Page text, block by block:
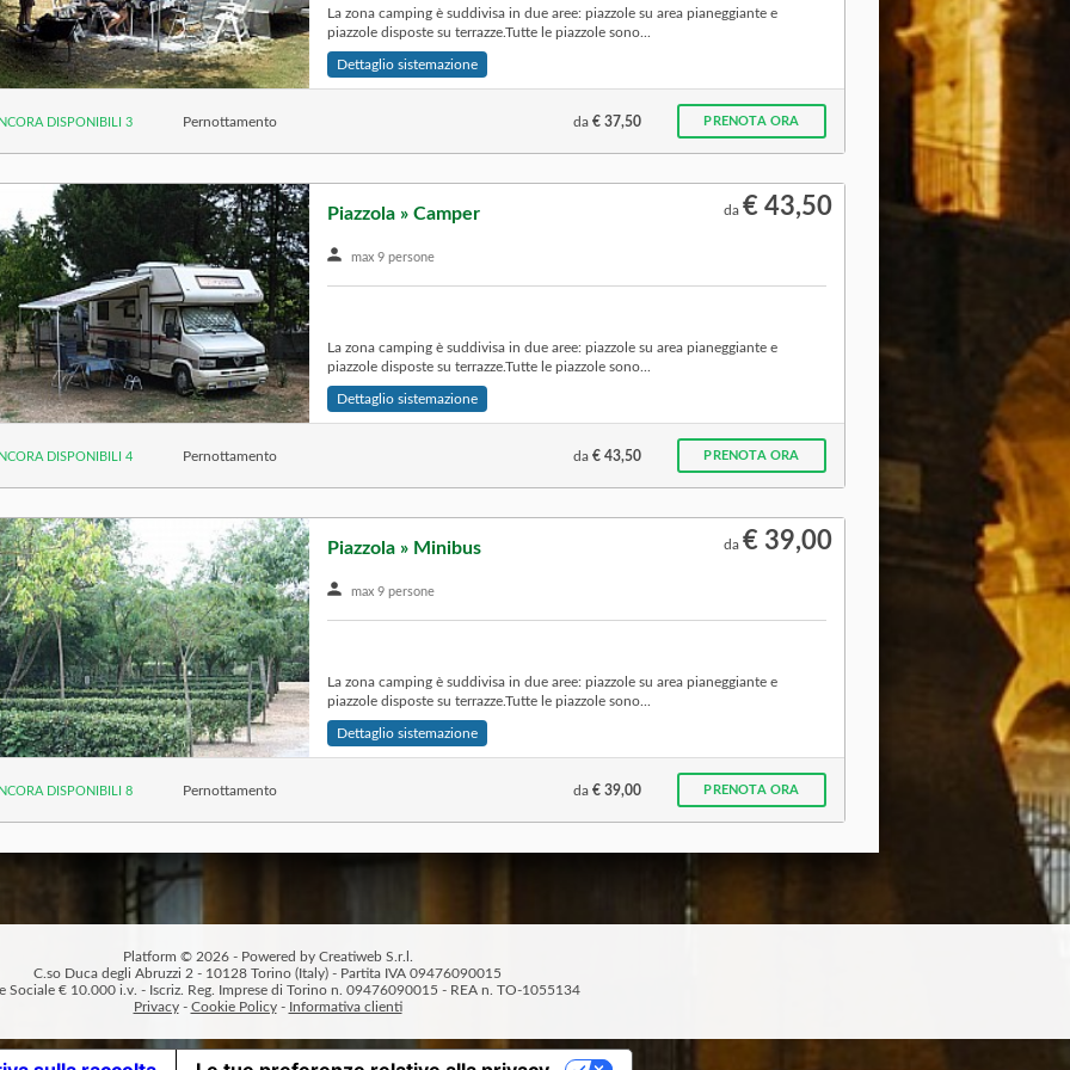
La zona camping è suddivisa in due aree: piazzole su area pianeggiante e
piazzole disposte su terrazze.Tutte le piazzole sono...
Dettaglio sistemazione
DISPONIBILI 3 Pernottamento da € 37,50 PRENOTA ORA
Piazzola » Camper
max 9 persone
da € 43,50
La zona camping è suddivisa in due aree: piazzole su area pianeggiante e
piazzole disposte su terrazze.Tutte le piazzole sono...
Dettaglio sistemazione
DISPONIBILI 4 Pernottamento da € 43,50 PRENOTA ORA
Piazzola » Minibus
max 9 persone
da € 39,00
La zona camping è suddivisa in due aree: piazzole su area pianeggiante e
piazzole disposte su terrazze.Tutte le piazzole sono...
Dettaglio sistemazione
DISPONIBILI 8 Pernottamento da € 39,00 PRENOTA ORA
Platform © 2026 - Powered by Creatiweb S.r.l.
C.so Duca degli Abruzzi 2 - 10128 Torino (Italy) - Partita IVA 09476090015
Sociale € 10.000 i.v. - Iscriz. Reg. Imprese di Torino n. 09476090015 - REA n. TO-1055134
Privacy- Cookie Policy- Informativa clienti